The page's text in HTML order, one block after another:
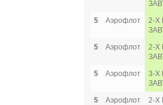
5
Аэрофлот
2-Х
5
Аэрофлот
2-Х
5
Аэрофлот
3-Х
5
Аэрофлот
2-Х